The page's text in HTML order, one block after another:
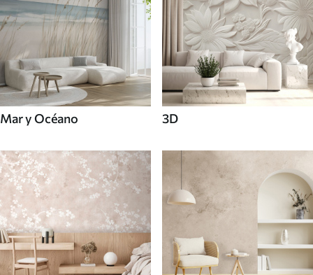
Mar y Océano 3D